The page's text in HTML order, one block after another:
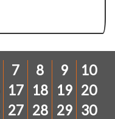
7 8 9
10
17 18 19 20
27 28 29 30